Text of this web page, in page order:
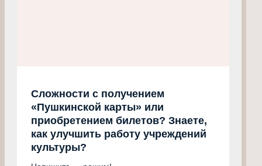
Сложности с получением
«Пушкинской карты» или
приобретением билетов? Знаете,
как улучшить работу учреждений
культуры?